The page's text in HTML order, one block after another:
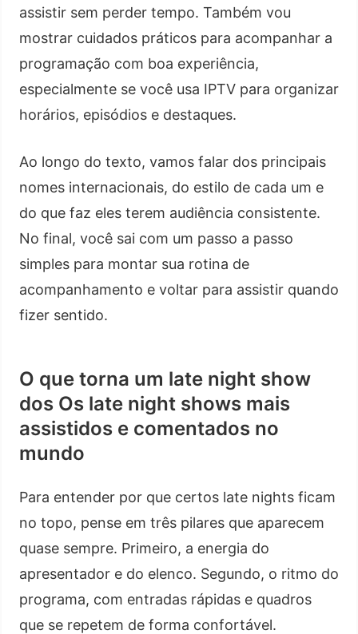
assistir sem perder tempo. Também vou
mostrar cuidados práticos para acompanhar a
programação com boa experiência,
especialmente se você usa IPTV para organizar
horários, episódios e destaques.
Ao longo do texto, vamos falar dos principais
nomes internacionais, do estilo de cada um e
do que faz eles terem audiência consistente.
No final, você sai com um passo a passo
simples para montar sua rotina de
acompanhamento e voltar para assistir quando
fizer sentido.
O que torna um late night show
dos Os late night shows mais
assistidos e comentados no
mundo
Para entender por que certos late nights ficam
no topo, pense em três pilares que aparecem
quase sempre. Primeiro, a energia do
apresentador e do elenco. Segundo, o ritmo do
programa, com entradas rápidas e quadros
que se repetem de forma confortável.